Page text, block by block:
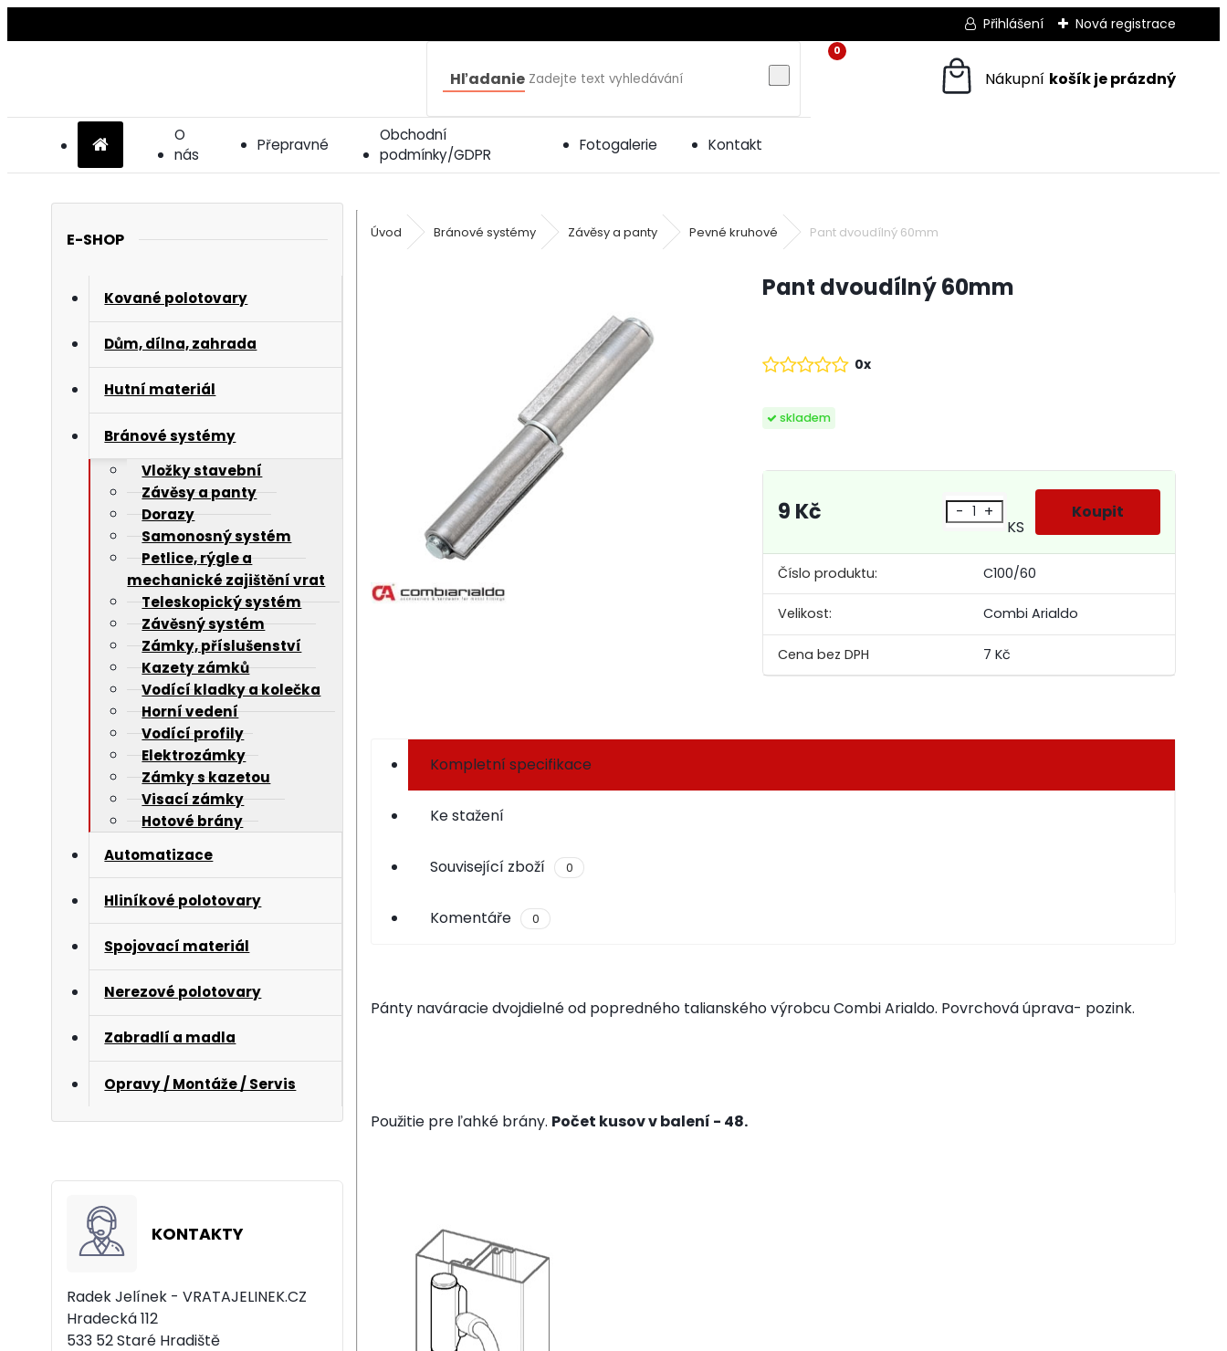
Přihlášení Nová registrace
O
nás
Přepravné
Obchodní
podmínky/GDPR
Fotogalerie Kontakt
Hľadanie
0
E-SHOP
Kované polotovary
Dům, dílna, zahrada
Hutní materiál
Bránové systémy
Vložky stavební
Závěsy a panty
Dorazy
Samonosný systém
Petlice, rýgle a
mechanické zajištění vrat
Teleskopický systém
Závěsný systém
Zámky, příslušenství
Kazety zámků
Vodící kladky a kolečka
Horní vedení
Vodící profily
Elektrozámky
Zámky s kazetou
Visací zámky
Hotové brány
Automatizace
Hliníkové polotovary
Spojovací materiál
Nerezové polotovary
Zabradlí a madla
Opravy / Montáže / Servis
KONTAKTY
Radek Jelínek - VRATAJELINEK.CZ
Hradecká 112
533 52 Staré Hradiště
Úvod Bránové systémy Závěsy a panty Pevné kruhové Pant dvoudílný 60mm
Pant dvoudílný 60mm
skladem
0x
Číslo produktu: C100/60
Velikost: Combi Arialdo
7 Kč
9 Kč - +
KS
Kompletní specifikace
Ke stažení
Související zboží 0
Komentáře 0
Pánty naváracie dvojdielné od popredného talianského výrobcu Combi Arialdo. Povrchová úprava- pozink.
Použitie pre ľahké brány. Počet kusov v balení - 48.